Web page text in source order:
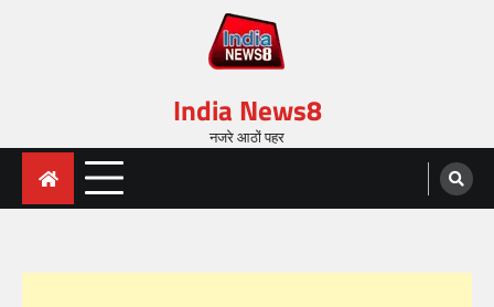
India News8
नजरे आठों पहर